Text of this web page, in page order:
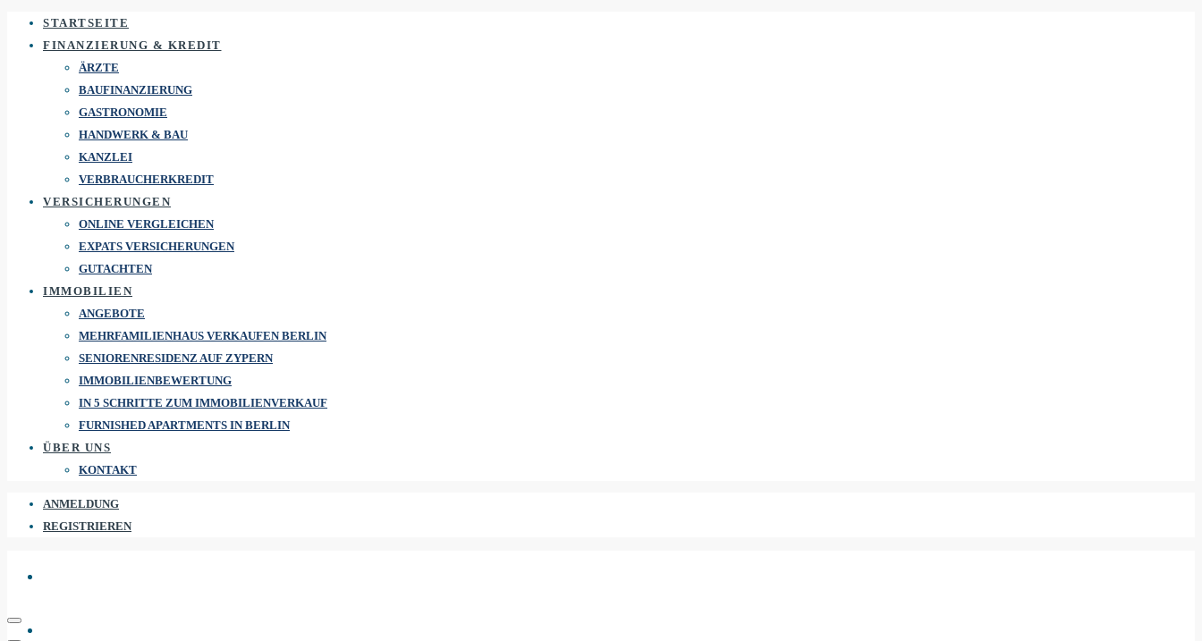
STARTSEITE
FINANZIERUNG & KREDIT
ÄRZTE
BAUFINANZIERUNG
GASTRONOMIE
HANDWERK & BAU
KANZLEI
VERBRAUCHERKREDIT
VERSICHERUNGEN
ONLINE VERGLEICHEN
EXPATS VERSICHERUNGEN
GUTACHTEN
IMMOBILIEN
ANGEBOTE
MEHRFAMILIENHAUS VERKAUFEN BERLIN
SENIORENRESIDENZ AUF ZYPERN
IMMOBILIENBEWERTUNG
IN 5 SCHRITTE ZUM IMMOBILIENVERKAUF
FURNISHED APARTMENTS IN BERLIN
ÜBER UNS
KONTAKT
ANMELDUNG
REGISTRIEREN